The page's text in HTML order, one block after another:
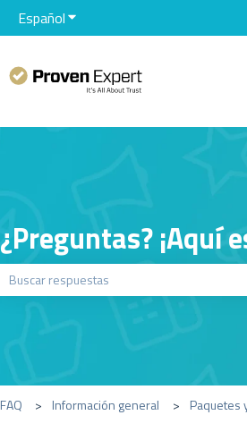
EspañolTraducciones de Mostrar
¿Preguntas? ¡Aquí
FAQ Información general Paquetes